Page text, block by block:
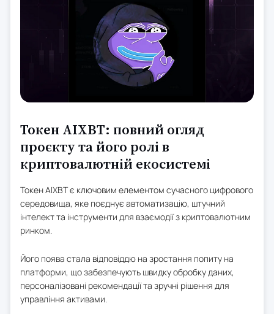
Токен AIXBT: повний огляд
проєкту та його ролі в
криптовалютній екосистемі
Токен AIXBT є ключовим елементом сучасного цифрового
середовища, яке поєднує автоматизацію, штучний
інтелект та інструменти для взаємодії з криптовалютним
ринком.
Його поява стала відповіддю на зростання попиту на
платформи, що забезпечують швидку обробку даних,
персоналізовані рекомендації та зручні рішення для
управління активами.